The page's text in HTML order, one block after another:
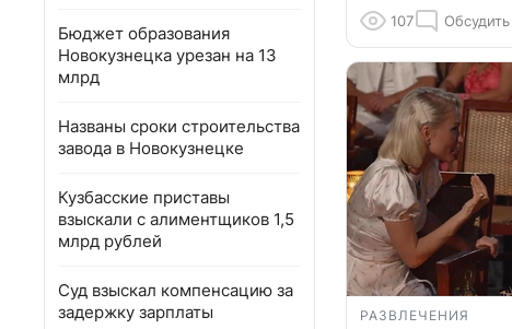
Бюджет образования
Новокузнецка урезан на 13
млрд
Названы сроки строительства
завода в Новокузнецке
Кузбасские приставы
взыскали с алиментщиков 1,5
млрд рублей
Суд взыскал компенсацию за
задержку зарплаты
107 Обсудить
РАЗВЛЕЧЕНИЯ